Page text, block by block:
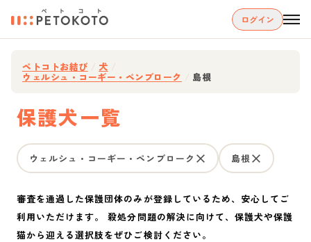
ログイン
ペトコトお結び 犬
ウェルシュ・コーギー・ペンブローク 島根
保護犬一覧
ウェルシュ・コーギー・ペンブローク 島根
審査を通過した保護団体のみが登録しているため、安心してご
利用いただけます。 殺処分問題の解決に向けて、保護犬や保護
猫から迎える選択肢をぜひご検討ください。